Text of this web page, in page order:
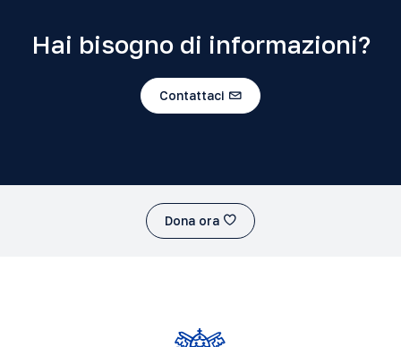
Hai bisogno di informazioni?
Contattaci
Dona ora